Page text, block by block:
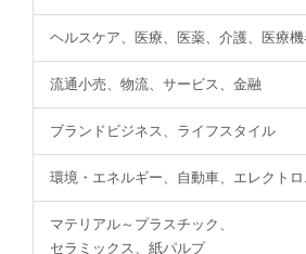
ヘルスケア、医療、医薬、介護、医療機
流通小売、物流、サービス、金融
ブランドビジネス、ライフスタイル
環境・エネルギー、自動車、エレクトロ
マテリアル～プラスチック、
セラミックス、紙パルプ